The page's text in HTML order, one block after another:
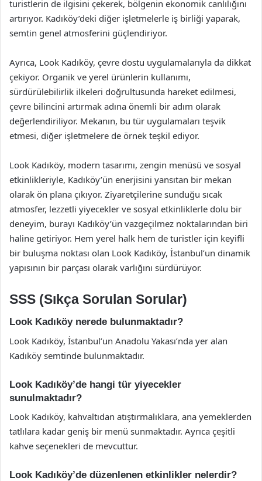
turistlerin de ilgisini çekerek, bölgenin ekonomik canlılığını
artırıyor. Kadıköy’deki diğer işletmelerle iş birliği yaparak,
semtin genel atmosferini güçlendiriyor.
Ayrıca, Look Kadıköy, çevre dostu uygulamalarıyla da dikkat
çekiyor. Organik ve yerel ürünlerin kullanımı,
sürdürülebilirlik ilkeleri doğrultusunda hareket edilmesi,
çevre bilincini artırmak adına önemli bir adım olarak
değerlendiriliyor. Mekanın, bu tür uygulamaları teşvik
etmesi, diğer işletmelere de örnek teşkil ediyor.
Look Kadıköy, modern tasarımı, zengin menüsü ve sosyal
etkinlikleriyle, Kadıköy’ün enerjisini yansıtan bir mekan
olarak ön plana çıkıyor. Ziyaretçilerine sunduğu sıcak
atmosfer, lezzetli yiyecekler ve sosyal etkinliklerle dolu bir
deneyim, burayı Kadıköy’ün vazgeçilmez noktalarından biri
haline getiriyor. Hem yerel halk hem de turistler için keyifli
bir buluşma noktası olan Look Kadıköy, İstanbul’un dinamik
yapısının bir parçası olarak varlığını sürdürüyor.
SSS (Sıkça Sorulan Sorular)
Look Kadıköy nerede bulunmaktadır?
Look Kadıköy, İstanbul’un Anadolu Yakası’nda yer alan
Kadıköy semtinde bulunmaktadır.
Look Kadıköy’de hangi tür yiyecekler
sunulmaktadır?
Look Kadıköy, kahvaltıdan atıştırmalıklara, ana yemeklerden
tatlılara kadar geniş bir menü sunmaktadır. Ayrıca çeşitli
kahve seçenekleri de mevcuttur.
Look Kadıköy’de düzenlenen etkinlikler nelerdir?